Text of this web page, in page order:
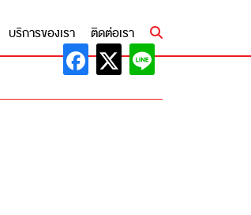
บริการของเรา ติดต่อเรา